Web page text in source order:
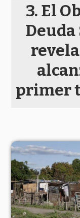
El
Deuda
primer